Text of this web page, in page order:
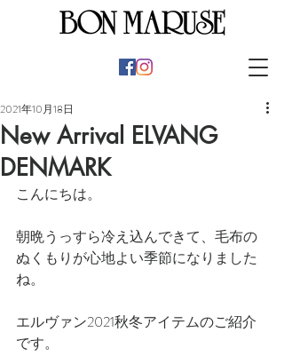
New Arrival ELVANG
DENMARK
2021年10月18日
こんにちは。
朝晩うっすら冷え込んできて、毛布の
ぬくもりが心地よい季節になりました
ね。
エルヴァン2021秋冬アイテムのご紹介
です。